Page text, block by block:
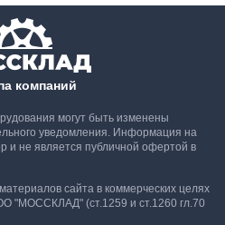
компаний
могут быть изменены
уведомления. Информация на
и не является публичной офертой в
сайта в коммерческих целях
"МОССКЛАД" (ст.1259 и ст.1260 гл.70